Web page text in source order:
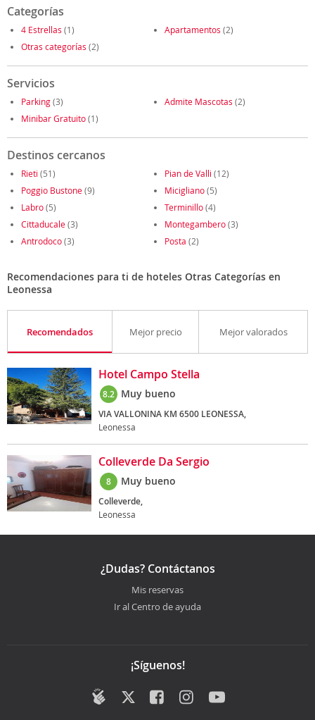
Categorías
4 Estrellas (1) Apartamentos (2)
Otras categorías (2)
Servicios
Parking(3) Admite Mascotas (2)
Minibar Gratuito(1)
Destinos cercanos
Rieti (51) Pian de Valli (12)
Poggio Bustone(9) Micigliano(5)
Labro(5) Terminillo(4)
Cittaducale(3) Montegambero(3)
Antrodoco(3) Posta (2)
Recomendaciones para ti de hoteles Otras Categorías en
Leonessa
Recomendados Mejor precio Mejor valorados
Hotel Campo Stella
8.2 Muy bueno
VIA VALLONINA KM 6500 LEONESSA,
Leonessa
Colleverde Da Sergio
8 Muy bueno
Colleverde,
Leonessa
¿Dudas? Contáctanos
Mis reservas
Ir al Centro de ayuda
¡Síguenos!